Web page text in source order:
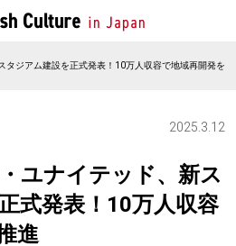
タジアム建設を正式発表！10万人収容で地域再開発を
2025.3.12
ユナイテッド、新ス
式発表！10万人収容
進